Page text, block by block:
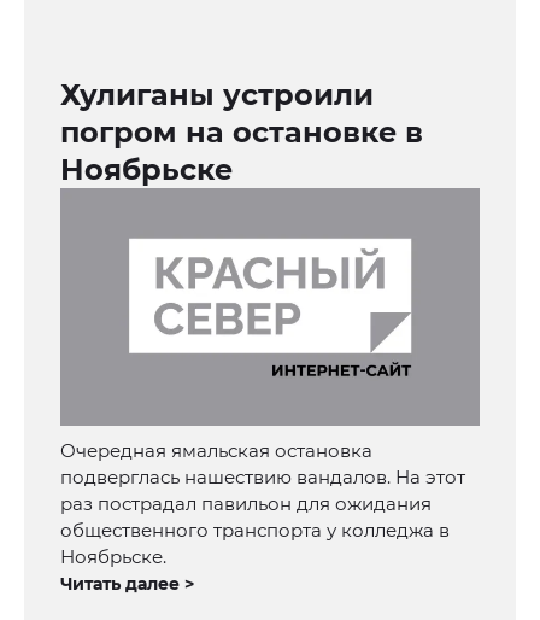
Хулиганы устроили
погром на остановке в
Ноябрьске
Очередная ямальская остановка
подверглась нашествию вандалов. На этот
раз пострадал павильон для ожидания
общественного транспорта у колледжа в
Ноябрьске.
Читать далее >